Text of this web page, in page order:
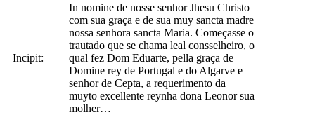
Incipit:
In nomine de nosse senhor Jhesu Christo
com sua graça e de sua muy sancta madre
nossa senhora sancta Maria. Começasse o
trautado que se chama leal consselheiro, o
qual fez Dom Eduarte, pella graça de
Domine rey de Portugal e do Algarve e
senhor de Cepta, a requerimento da
muyto excellente reynha dona Leonor sua
molher…